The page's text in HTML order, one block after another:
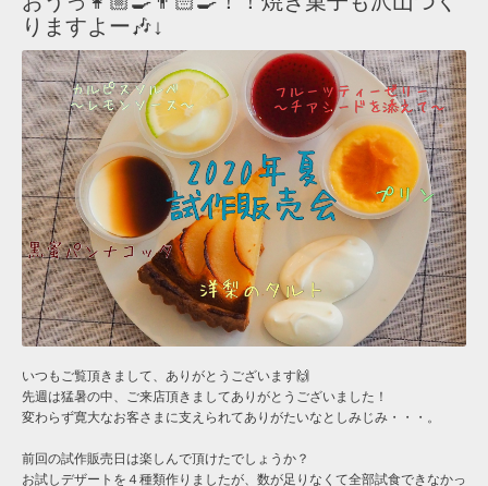
りますよー🎶↓
いつもご覧頂きまして、ありがとうございます🙌
先週は猛暑の中、ご来店頂きましてありがとうございました！
変わらず寛大なお客さまに支えられてありがたいなとしみじみ・・・。
前回の試作販売日は楽しんで頂けたでしょうか？
お試しデザートを４種類作りましたが、数が足りなくて全部試食できなかっ